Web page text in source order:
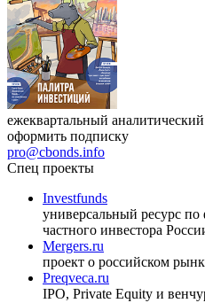
ежеквартальный
оформить подписку
pro@cbonds.info
Спец проекты
Investfunds
универсальный ресурс
частного инвестора
Mergers.ru
проект о российском
Preqveca.ru
IPO, Private Equity и